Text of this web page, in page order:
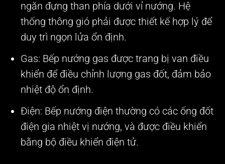
ngăn đựng than phía dưới vỉ nướng. Hệ
thống thông gió phải được thiết kế hợp lý để
duy trì ngọn lửa ổn định.
Gas: Bếp nướng gas được trang bị van điều
khiển để điều chỉnh lượng gas đốt, đảm bảo
nhiệt độ ổn định.
Điện: Bếp nướng điện thường có các ống đốt
điện gia nhiệt vị nướng, và được điều khiển
bằng bộ điều khiển điện tử.